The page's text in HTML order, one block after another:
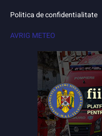
Politica de confidentialitate
AVRIG METEO